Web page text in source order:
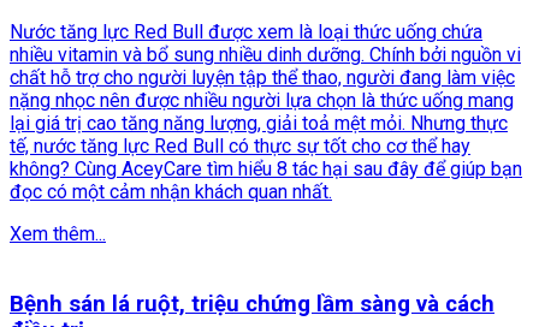
Nước tăng lực Red Bull được xem là loại thức uống chứa
nhiều vitamin và bổ sung nhiều dinh dưỡng. Chính bởi nguồn vi
chất hỗ trợ cho người luyện tập thể thao, người đang làm việc
nặng nhọc nên được nhiều người lựa chọn là thức uống mang
lại giá trị cao tăng năng lượng, giải toả mệt mỏi. Nhưng thực
tế, nước tăng lực Red Bull có thực sự tốt cho cơ thể hay
không? Cùng AceyCare tìm hiểu 8 tác hại sau đây để giúp bạn
đọc có một cảm nhận khách quan nhất.
Xem thêm...
Bệnh sán lá ruột, triệu chứng lầm sàng và cách